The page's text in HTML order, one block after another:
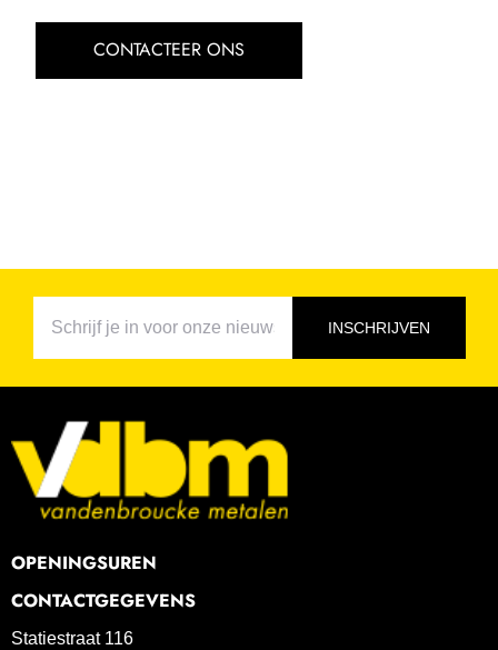
CONTACTEER ONS
INSCHRIJVEN
OPENINGSUREN
CONTACTGEGEVENS
Statiestraat 116